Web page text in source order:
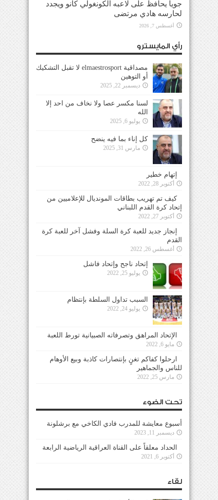
جويا يحافظ على لاعبه الكونغولي كانو ويجدد
لحارسه هادي مرتضى
أغسطس 7, 2026
رأي المايسترو
مصداقية elmaestrosport لا تقبل التشكيك
أو التوهين
ديسمبر 22, 2025
لسنا مكسر عصا ولا نخاف من احد إلا
الله
يوليو 6, 2025
كل إناء بما فيه ينضح
مارس 31, 2025
إتهام خطير
أكتوبر 28, 2022
كيف تم تهريب بطاقات المونديال للإعلاميين من
إتحاد كرة القدم اللبناني
أكتوبر 27, 2022
إنجاز جديد للعبة كرة السلة وفشل آخر للعبة كرة
القدم
أغسطس 26, 2022
إتحاد ناجح وإتحاد فاشل
يوليو 25, 2022
السبب تداول السلطة بإنتظام
يوليو 24, 2022
الإتحاد المراهق وتصرفاته الصبيانية تورط اللعبة
مايو 6, 2022
ارحلوا كفاكم تغنٍ بإنتصارات كاذبة وبيع الأوهام
للناس والجماهير
مارس 25, 2022
تحت الضوء
أسبوع معايشة للمدرب فادي الكاخي مع برشلونة
ديسمبر 11, 2023
الحداد معلقاً على القناة العراقية الرياضية الرابعة
أكتوبر 6, 2021
لقاء